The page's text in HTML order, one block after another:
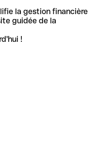
la gestion financière
guidée de la
!